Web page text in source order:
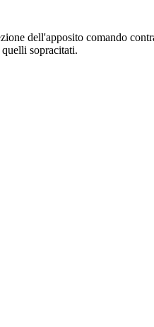
dell'apposito comando
sopracitati.